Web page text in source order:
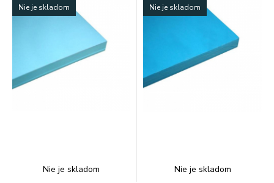
Nie je skladom
Nie je skladom
Nie je skladom
Nie je skladom